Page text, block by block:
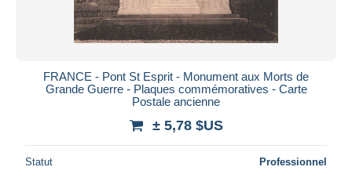
FRANCE - Pont St Esprit - Monument aux Morts de
Grande Guerre - Plaques commémoratives - Carte
Postale ancienne
± 5,78 $US
Statut Professionnel